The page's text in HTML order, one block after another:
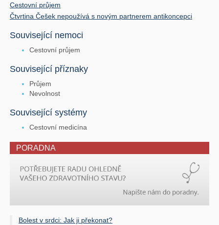
Cestovní průjem
Čtvrtina Češek nepoužívá s novým partnerem antikoncepci
Související nemoci
Cestovní průjem
Související příznaky
Průjem
Nevolnost
Související systémy
Cestovní medicína
PORADNA
Bolest v srdci: Jak ji překonat?